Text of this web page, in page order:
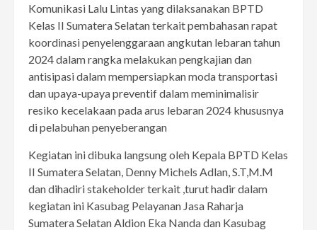
Komunikasi Lalu Lintas yang dilaksanakan BPTD
Kelas II Sumatera Selatan terkait pembahasan rapat
koordinasi penyelenggaraan angkutan lebaran tahun
2024 dalam rangka melakukan pengkajian dan
antisipasi dalam mempersiapkan moda transportasi
dan upaya-upaya preventif dalam meminimalisir
resiko kecelakaan pada arus lebaran 2024 khususnya
di pelabuhan penyeberangan
Kegiatan ini dibuka langsung oleh Kepala BPTD Kelas
II Sumatera Selatan, Denny Michels Adlan, S.T,M.M
dan dihadiri stakeholder terkait ,turut hadir dalam
kegiatan ini Kasubag Pelayanan Jasa Raharja
Sumatera Selatan Aldion Eka Nanda dan Kasubag